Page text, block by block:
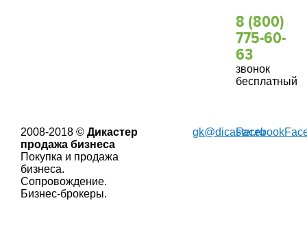
8 (800)
775-60-
63
звонок
бесплатный
2008-2018 © Дикастер
продажа бизнеса
Покупка и продажа
бизнеса.
Сопровождение.
Бизнес-брокеры.
gk@dicaster.ru
Facebook